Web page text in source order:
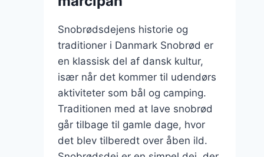
Snobrødsdejens historie og
traditioner i Danmark Snobrød er
en klassisk del af dansk kultur,
især når det kommer til udendørs
aktiviteter som bål og camping.
Traditionen med at lave snobrød
går tilbage til gamle dage, hvor
det blev tilberedt over åben ild.